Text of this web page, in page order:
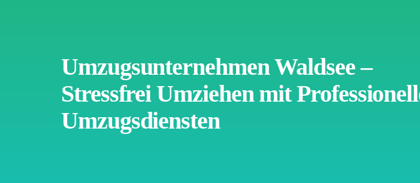
Umzugsunternehmen Waldsee –
Stressfrei Umziehen mit
Umzugsdiensten